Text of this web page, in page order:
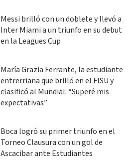
Messi brilló con un doblete y llevó a
Inter Miami a un triunfo en su debut
en la Leagues Cup
María Grazia Ferrante, la estudiante
entrerriana que brilló en el FISU y
clasificó al Mundial: “Superé mis
expectativas”
Boca logró su primer triunfo en el
Torneo Clausura con un gol de
Ascacibar ante Estudiantes